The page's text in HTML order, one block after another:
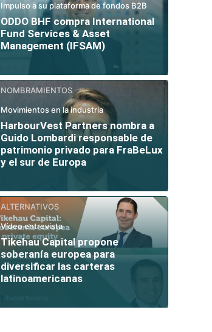
Impulso a su plataforma de fondos B2B
ODDO BHF compra International
Fund Services & Asset
Management (IFSAM)
NOMBRAMIENTOS
Movimientos en la industria
HarbourVest Partners nombra a
Guido Lombardi responsable de
patrimonio privado para FraBeLux
y el sur de Europa
ALTERNATIVOS
Vídeo entrevista
Tikehau Capital propone
soberanía europea para
diversificar las carteras
latinoamericanas